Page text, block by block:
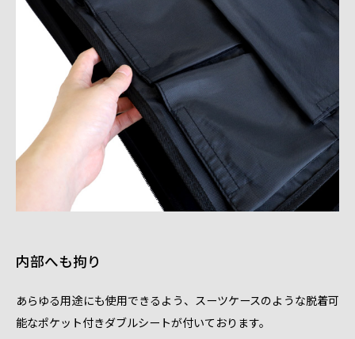
内部へも拘り
あらゆる用途にも使用できるよう、スーツケースのような脱着可
能なポケット付きダブルシートが付いております。